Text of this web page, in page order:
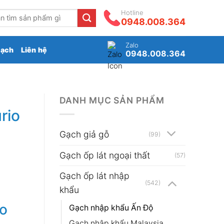
Hotline
0948.008.364
Liên hệ
Zalo
0948.008.364
DANH MỤC SẢN PHẨM
Gạch giả gỗ (99)
Gạch ốp lát ngoại thất (57)
Gạch ốp lát nhập
khẩu
(542)
Gạch nhập khẩu Ấn Độ